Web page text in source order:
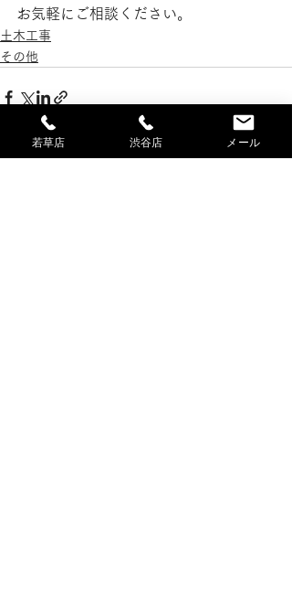
お気軽にご相談ください。
土木工事
その他
若草店 渋谷店 メール